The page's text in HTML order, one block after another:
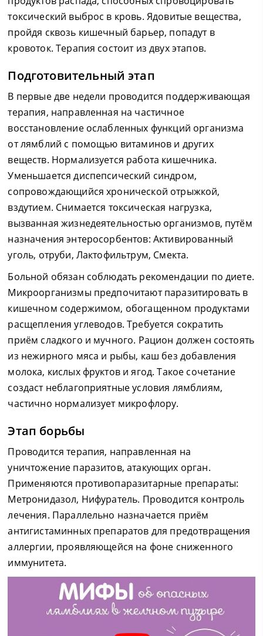
токсический выброс в кровь. Ядовитые вещества,
пройдя сквозь кишечный барьер, попадут в
кровоток. Терапия состоит из двух этапов.
Подготовительный этап
В первые две недели проводится поддерживающая
терапия, направленная на частичное
восстановление ослабленных функций организма
от лямблий с помощью витаминов и других
веществ. Нормализуется работа кишечника.
Уменьшается диспепсический синдром,
сопровождающийся хронической отрыжкой,
вздутием. Снимается токсическая нагрузка,
вызванная жизнедеятельностью организмов, путём
назначения энтеросорбентов: Активированный
уголь, отруби, Лактофильтрум, Смекта.
Больной обязан соблюдать рекомендации по диете.
Микроорганизмы предпочитают паразитировать в
кишечном содержимом, обогащенном продуктами
расщепления углеводов. Требуется сократить
приём сладкого и мучного. Рацион должен состоять
из нежирного мяса и рыбы, каш без добавления
молока, кислых фруктов и ягод. Такое сочетание
создаст неблагоприятные условия лямблиям,
частично нормализует микрофлору.
Этап борьбы
Проводится терапия, направленная на
уничтожение паразитов, атакующих орган.
Применяются противопаразитарные препараты:
Метронидазол, Нифуратель. Проводится контроль
лечения. Параллельно назначается приём
антигистаминных препаратов для предотвращения
аллергии, проявляющейся на фоне сниженного
иммунитета.